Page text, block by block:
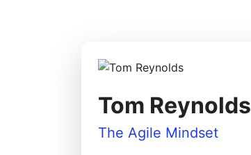
Tom Reynolds
The Agile Mindset